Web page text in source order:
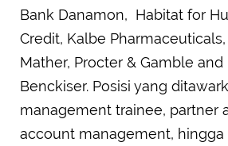
Bank Danamon, Habitat for
Credit, Kalbe
Mather, Procter & Gamble
Benckiser. Posisi yang
management trainee, partner
account management,